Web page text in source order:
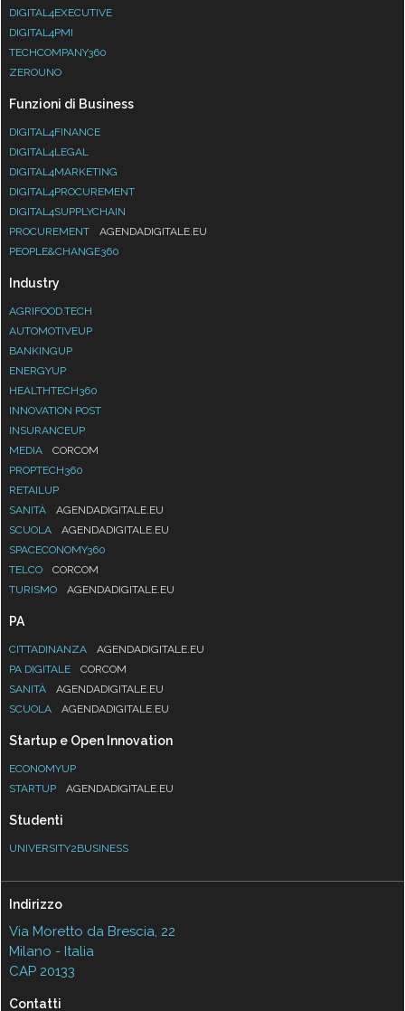
DIGITAL4EXECUTIVE
DIGITAL4PMI
TECHCOMPANY360
ZEROUNO
Funzioni di Business
DIGITAL4FINANCE
DIGITAL4LEGAL
DIGITAL4MARKETING
DIGITAL4PROCUREMENT
DIGITAL4SUPPLYCHAIN
PROCUREMENT
AGENDADIGITALE.EU
PEOPLE&CHANGE360
Industry
AGRIFOOD.TECH
AUTOMOTIVEUP
BANKINGUP
ENERGYUP
HEALTHTECH360
INNOVATION POST
INSURANCEUP
MEDIA
CORCOM
PROPTECH360
RETAILUP
SANITÀ
AGENDADIGITALE.EU
SCUOLA
AGENDADIGITALE.EU
SPACECONOMY360
TELCO
CORCOM
TURISMO
AGENDADIGITALE.EU
PA
CITTADINANZA
AGENDADIGITALE.EU
PA DIGITALE
CORCOM
SANITÀ
AGENDADIGITALE.EU
SCUOLA
AGENDADIGITALE.EU
Startup e Open Innovation
ECONOMYUP
STARTUP
AGENDADIGITALE.EU
Studenti
UNIVERSITY2BUSINESS
Indirizzo
Via Moretto da Brescia, 22
Milano - Italia
CAP 20133
Contatti